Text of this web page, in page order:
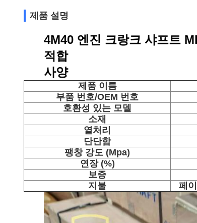
제품 설명
4M40 엔진 크랑크 샤프트
적합
사양
제품 이름
부품 번호/OEM 번호
호환성 있는 모델
소재
열처리
단단함
팽창 강도 (Mpa)
연장 (%)
보증
지불
페